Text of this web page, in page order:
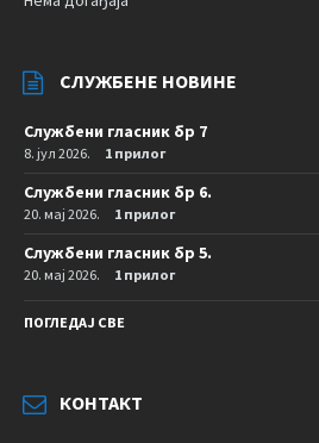
СЛУЖБЕНЕ НОВИНЕ
Службени гласник бр 7
8. јул 2026. 1 прилог
Службени гласник бр 6.
20. мај 2026. 1 прилог
Службени гласник бр 5.
20. мај 2026. 1 прилог
ПОГЛЕДАЈ СВЕ
КОНТАКТ